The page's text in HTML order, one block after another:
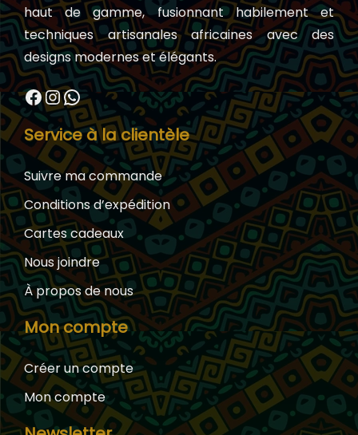
haut de gamme, fusionnant habilement et
techniques artisanales africaines avec des
designs modernes et élégants.
Facebook InstagramWhatsApp
Service à la clientèle
Suivre ma commande
Conditions d’expédition
Cartes cadeaux
Nous joindre
À propos de nous
Mon compte
Créer un compte
Mon compte